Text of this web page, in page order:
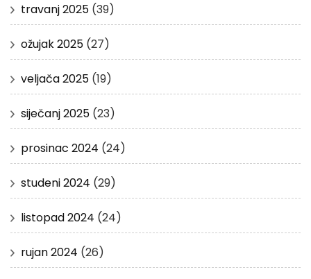
travanj 2025 (39)
ožujak 2025 (27)
veljača 2025 (19)
siječanj 2025 (23)
prosinac 2024 (24)
studeni 2024 (29)
listopad 2024 (24)
rujan 2024 (26)